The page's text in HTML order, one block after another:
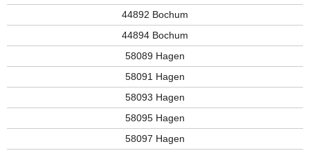
44892 Bochum
44894 Bochum
58089 Hagen
58091 Hagen
58093 Hagen
58095 Hagen
58097 Hagen